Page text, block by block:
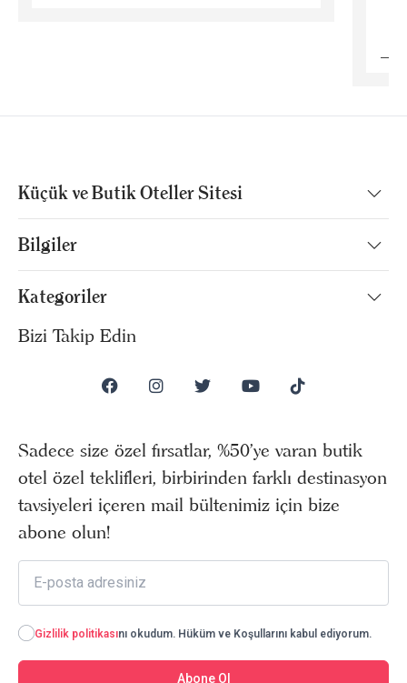
Küçük ve Butik Oteller Sitesi
Bilgiler
Kategoriler
Bizi Takip Edin
Sadece size özel fırsatlar, %50’ye varan butik
otel özel teklifleri, birbirinden farklı destinasyon
tavsiyeleri içeren mail bültenimiz için bize
abone olun!
Gizlilik politikasını okudum. Hüküm ve Koşullarını kabul ediyorum.
Abone Ol